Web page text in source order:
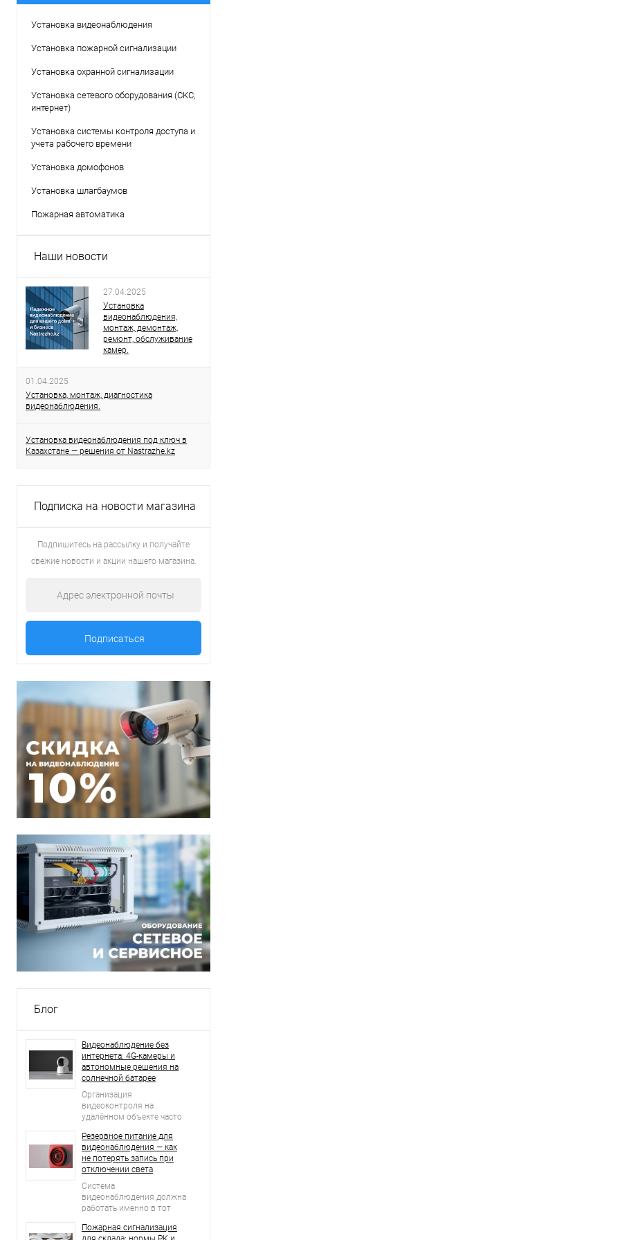
Установка видеонаблюдения
Установка пожарной сигнализации
Установка охранной сигнализации
Установка сетевого оборудования (СКС,
интернет)
Установка системы контроля доступа и
учета рабочего времени
Установка домофонов
Установка шлагбаумов
Пожарная автоматика
Наши новости
27.04.2025
Установка
видеонаблюдения,
монтаж, демонтаж,
ремонт, обслуживание
камер.
01.04.2025
Установка, монтаж, диагностика
видеонаблюдения.
Установка видеонаблюдения под ключ в
Казахстане — решения от Nastrazhe.kz
Подписка на новости магазина
Подпишитесь на рассылку и получайте
свежие новости и акции нашего магазина.
Блог
Видеонаблюдение без
интернета: 4G-камеры и
автономные решения на
солнечной батарее
Организация
видеоконтроля на
удалённом объекте часто
вопроса: что делать, если
рядом нет проводного
интернета, стабильной Wi-
Fi-сети и возможности
регулярно подключать
оборудование к
электросети?
Резервное питание для
видеонаблюдения — как
не потерять запись при
отключении света
Система
видеонаблюдения должна
работать именно в тот
нештатная ситуация.
Пожарная сигнализация